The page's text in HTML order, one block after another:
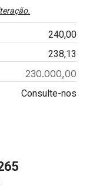
240,00
238,13
230.000,00
Consulte-nos